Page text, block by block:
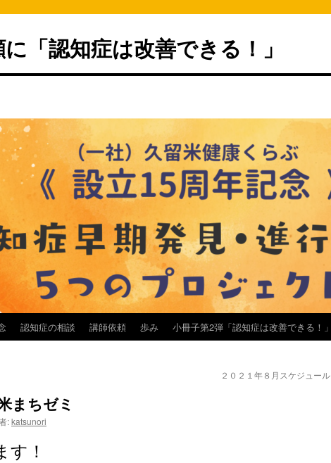
「認知症は改善できる！」
認知症の相談 講師依頼 歩み 小冊子第2弾「認知症は改善できる！」
２０２１年８月スケジュール
まちゼミ
:katsunori
す！